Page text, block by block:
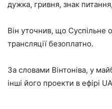
дужка, гривня, знак
Він уточнив, що Суспільне
трансляції безоплатно.
За словами Вінтоніва, у
інші його проекти в ефірі